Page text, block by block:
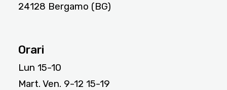
24128 Bergamo (BG)
Orari
Lun 15-10
Mart. Ven. 9-12 15-19